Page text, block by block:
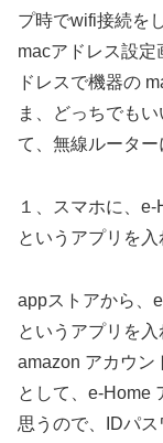
プ時でwifi接続を
macアドレス設定
ドレスで機器の
ま、どっちでも
て、無線ルーター
１、スマホに、
というアプリを入
appストアから、
というアプリを入
amazon アカウン
として、e-Home
思うので、IDパス